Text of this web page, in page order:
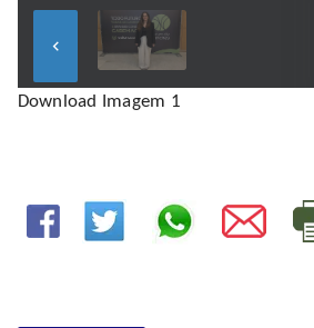
keyboard_arrow_left
Download Imagem 1